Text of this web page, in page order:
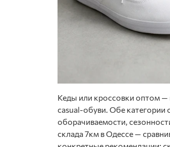
Кеды или кроссовки оптом
casual-обуви. Обе категории
оборачиваемости,
склада 7км в Одессе —